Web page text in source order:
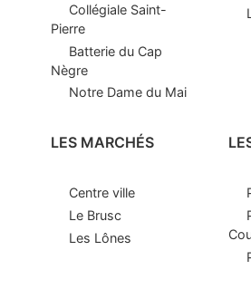
Collégiale Saint-
Pierre
Batterie du Cap
Nègre
Notre Dame du Mai
LES MARCHÉS
Centre ville
Le Brusc
Les Lônes